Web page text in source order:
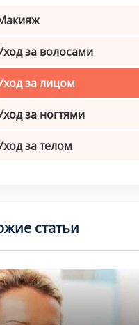
за волосами
за лицом
за ногтями
за телом
статьи